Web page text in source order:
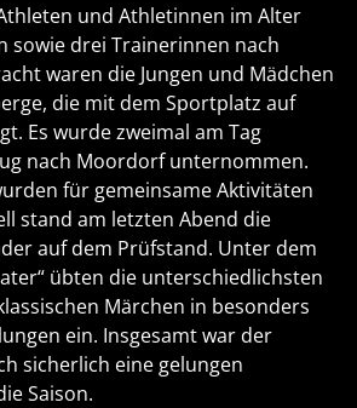
und Athletinnen im Alter
sowie drei Trainerinnen nach
waren die Jungen und Mädchen
die mit dem Sportplatz auf
Es wurde zweimal am Tag
nach Moordorf unternommen.
für gemeinsame Aktivitäten
stand am letzten Abend die
auf dem Prüfstand. Unter dem
übten die unterschiedlichsten
Märchen in besonders
ein. Insgesamt war der
sicherlich eine gelungen
Saison.